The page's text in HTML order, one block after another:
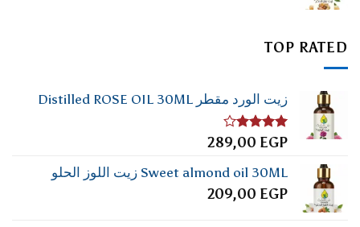
TOP RATED
زيت الورد مقطر Distilled ROSE OIL 30ML
تم
4.00من
5
289,00 EGP
Sweet almond oil 30ML زيت اللوز الحلو
209,00 EGP